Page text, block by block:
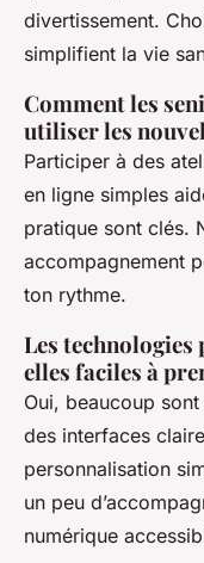
divertissement.
simplifient la vie
Comment les
utiliser les
Participer à des
en ligne simples
pratique sont clés.
accompagnement
ton rythme.
Les technologies
elles faciles à
Oui, beaucoup
des interfaces
personnalisation
un peu
numérique